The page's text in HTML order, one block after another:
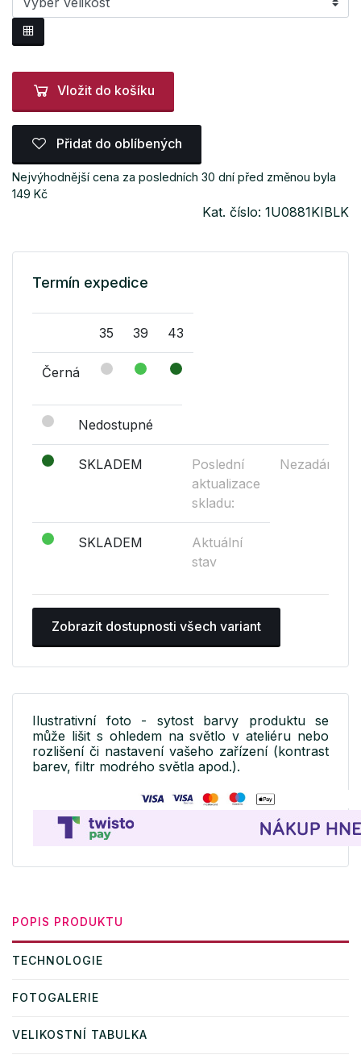
Vložit do košíku
Přidat do oblíbených
Nejvýhodnější cena za posledních 30 dní před změnou byla
149 Kč
Kat. číslo: 1U0881KIBLK
Termín expedice
35 39 43
Černá
Nedostupné
SKLADEM
Poslední
aktualizace
skladu:
Nezadáno
SKLADEM
Aktuální
stav
Zobrazit dostupnosti všech variant
Ilustrativní foto - sytost barvy produktu se
může lišit s ohledem na světlo v ateliéru nebo
rozlišení či nastavení vašeho zařízení (kontrast
barev, filtr modrého světla apod.).
POPIS PRODUKTU
TECHNOLOGIE
FOTOGALERIE
VELIKOSTNÍ TABULKA